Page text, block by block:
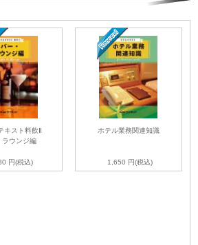
キスト料飲Ⅱ
ラウンジ編
円(税込)
ホテル業務関連知識
1,650 円(税込)